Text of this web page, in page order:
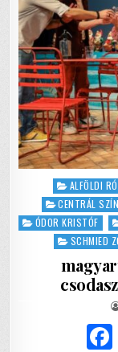
Posted
in
ALFÖLDI
CENTRÁL
ÓDOR KRISTÓF
SCHMIED